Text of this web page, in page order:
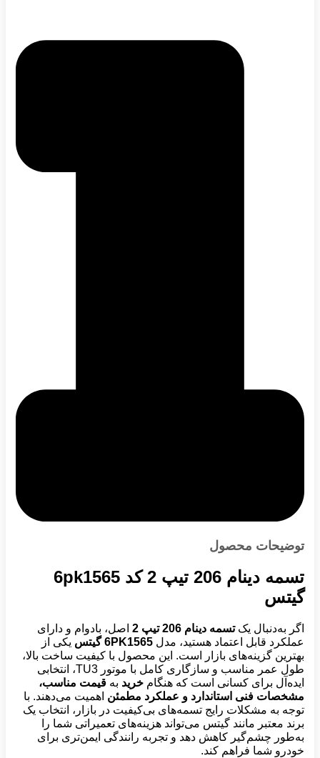
توضیحات محصول
تسمه دینام 206 تیپ 2 کد 6pk1565
گیتس
اگر به‌دنبال یکتسمه دینام 206 تیپ 2
اصل، بادوام و دارای
عملکرد قابل اعتماد هستید، مدل 6PK1565 گیتس
یکی از
بهترین گزینه‌های بازار است. این محصول با کیفیت ساخت بالا،
طول عمر مناسب و سازگاری کامل با موتور TU3، انتخابی
ایده‌آل برای کسانی است که هنگام خرید به قیمت مناسب،
مشخصات فنی استاندارد و عملکرد مطمئن اهمیت می‌دهند. با
توجه به مشکلات رایج تسمه‌های بی‌کیفیت در بازار، انتخاب یک
برند معتبر مانند گیتس می‌تواند هزینه‌های تعمیراتی شما را
به‌طور چشم‌گیر کاهش دهد و تجربه رانندگی ایمن‌تری برای
خودرو شما فراهم کند.